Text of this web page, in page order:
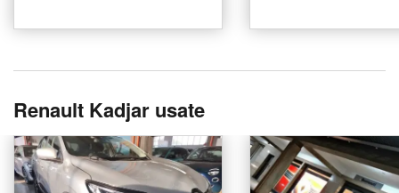
Renault Kadjar usate